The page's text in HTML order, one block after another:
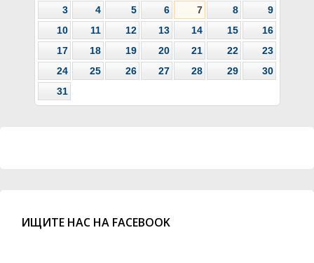
3
4 5 6 7 8
9
10
11 12 13 14 15
16
17
18 19 20 21 22
23
24
25 26 27 28 29
30
31
ИЩИТЕ НАС НА FACEBOOK